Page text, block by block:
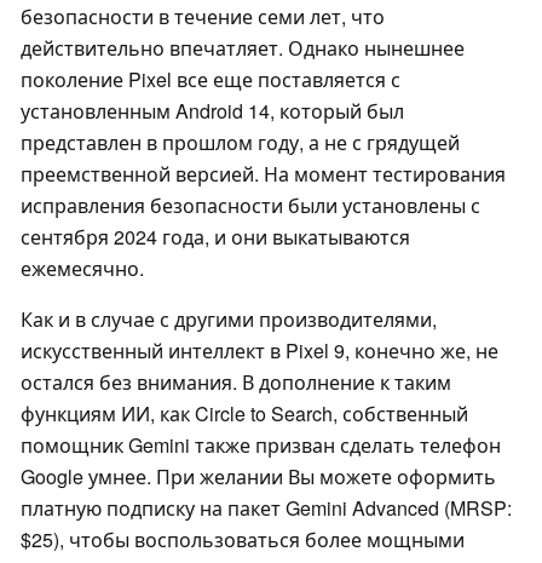
безопасности в течение семи лет, что
действительно впечатляет. Однако нынешнее
поколение Pixel все еще поставляется с
установленным Android 14, который был
представлен в прошлом году, а не с грядущей
преемственной версией. На момент тестирования
исправления безопасности были установлены с
сентября 2024 года, и они выкатываются
ежемесячно.
Как и в случае с другими производителями,
искусственный интеллект в Pixel 9, конечно же, не
остался без внимания. В дополнение к таким
функциям ИИ, как Circle to Search, собственный
помощник Gemini также призван сделать телефон
Google умнее. При желании Вы можете оформить
платную подписку на пакет Gemini Advanced (MRSP:
$25), чтобы воспользоваться более мощными